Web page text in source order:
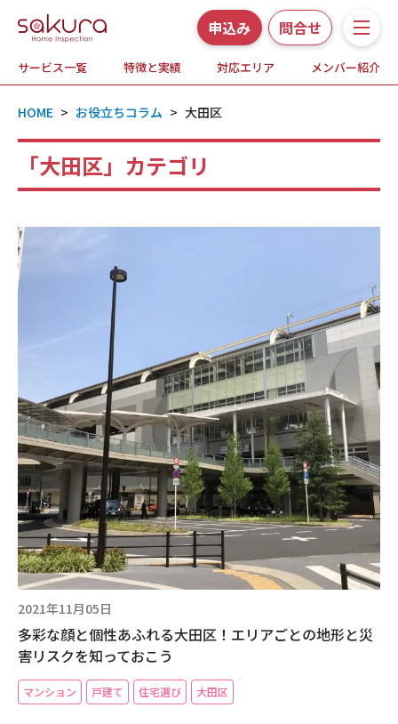
申込み 問合せ
サービス一覧 特徴と実績 対応エリア メンバー紹介
サービス一覧
ホームインスペクションとは
対応エリア
メンバー紹介
よくある質問
お知らせ・プレスリリース
現場事例・お役立ちコラム
さくら事務所について
採用情報
HOME > お役立ちコラム > 大田区
「大田区」カテゴリ
2021年11月05日
多彩な顔と個性あふれる大田区！エリアごとの地形と災
害リスクを知っておこう
マンション 戸建て 住宅選び 大田区